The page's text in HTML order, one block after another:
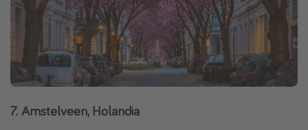
7. Amstelveen, Holandia